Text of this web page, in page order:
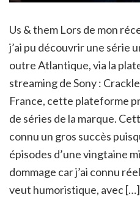
Us & them Lors de mon
j’ai pu découvrir une série
outre Atlantique, via la
streaming de Sony :
France, cette plateforme
de séries de la marque.
connu un gros succès
épisodes d’une vingtaine
dommage car j’ai connu
veut humoristique, avec […]